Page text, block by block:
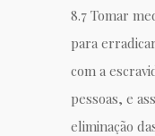
8.7 Tomar
para
com a
pessoas, e
eliminação